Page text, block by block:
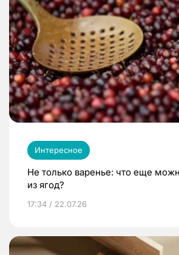
Интересное
Не только варенье: что еще
из ягод?
17:34 / 22.07.26